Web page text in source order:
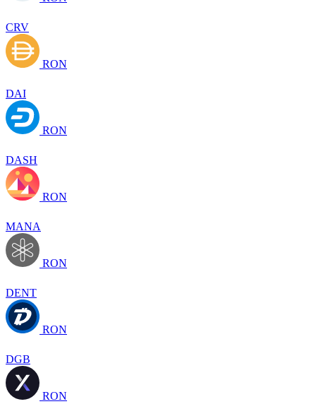
CRV
RON
DAI
RON
DASH
RON
MANA
RON
DENT
RON
DGB
RON